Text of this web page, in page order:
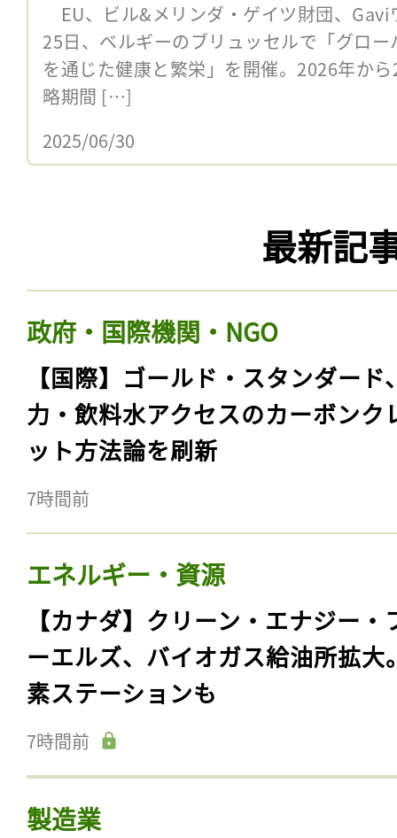
EU、ビル&メリンダ・ゲイツ財団、
25日、ベルギーのブリュッセルで「グロ
を通じた健康と繁栄」を開催。2026年か
略期間 […]
2025/06/30
最新記
政府・国際機関・NGO
【国際】ゴールド・スタンダード
力・飲料水アクセスのカーボンク
ット方法論を刷新
7時間前
エネルギー・資源
【カナダ】クリーン・エナジー・
ーエルズ、バイオガス給油所拡大
素ステーションも
7時間前
製造業